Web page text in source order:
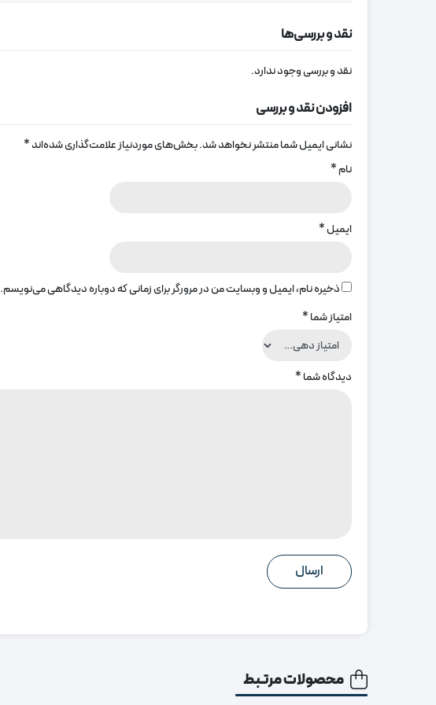
نقد و بررسی‌ها
نقد و بررسی وجود ندارد.
افزودن نقد و بررسی
نشانی ایمیل شما منتشر نخواهد شد.بخش‌های موردنیاز علامت‌گذاری شده‌اند*
نام*
ایمیل*
ذخیره نام، ایمیل و وبسایت من در مرورگر برای زمانی که دوباره دیدگاهی می‌نویسم.
امتیاز شما*
دیدگاه شما*
محصولات مرتبط